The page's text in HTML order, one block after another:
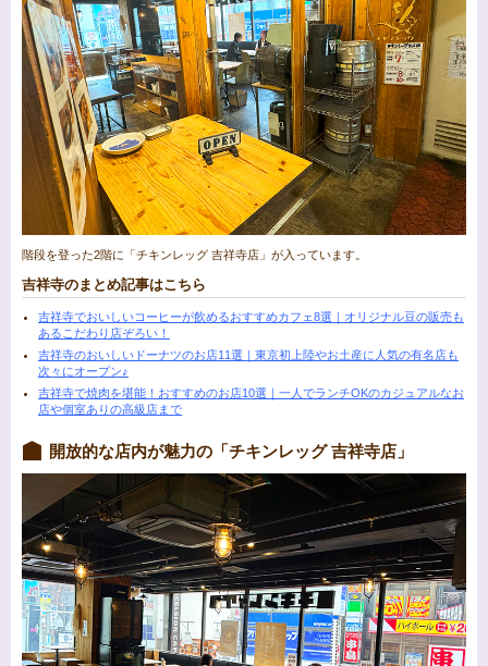
階段を登った2階に「チキンレッグ 吉祥寺店」が入っています。
吉祥寺のまとめ記事はこちら
吉祥寺でおいしいコーヒーが飲めるおすすめカフェ8選｜オリジナル豆の販売も
あるこだわり店ぞろい！
吉祥寺のおいしいドーナツのお店11選｜東京初上陸やお土産に人気の有名店も
次々にオープン♪
吉祥寺で焼肉を堪能！おすすめのお店10選｜一人でランチOKのカジュアルなお
店や個室ありの高級店まで
開放的な店内が魅力の「チキンレッグ 吉祥寺店」